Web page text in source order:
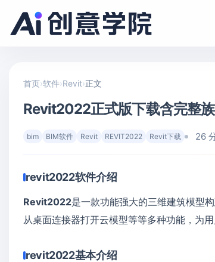
首页›软件›Revit›正文
Revit2022正式版下载含完整
bim BIM软件 Revit REVIT2022 Revit下载 26
revit2022软件介绍
Revit2022是一款功能强大的三维建筑模型
从桌面连接器打开云模型等等多种功能，为
revit2022基本介绍